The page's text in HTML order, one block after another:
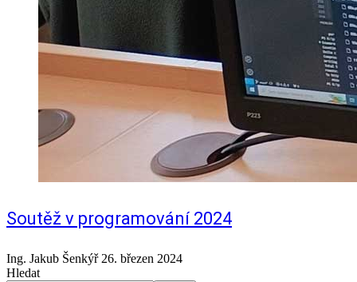
Soutěž v programování 2024
Ing. Jakub Šenkýř 26. březen 2024
Hledat